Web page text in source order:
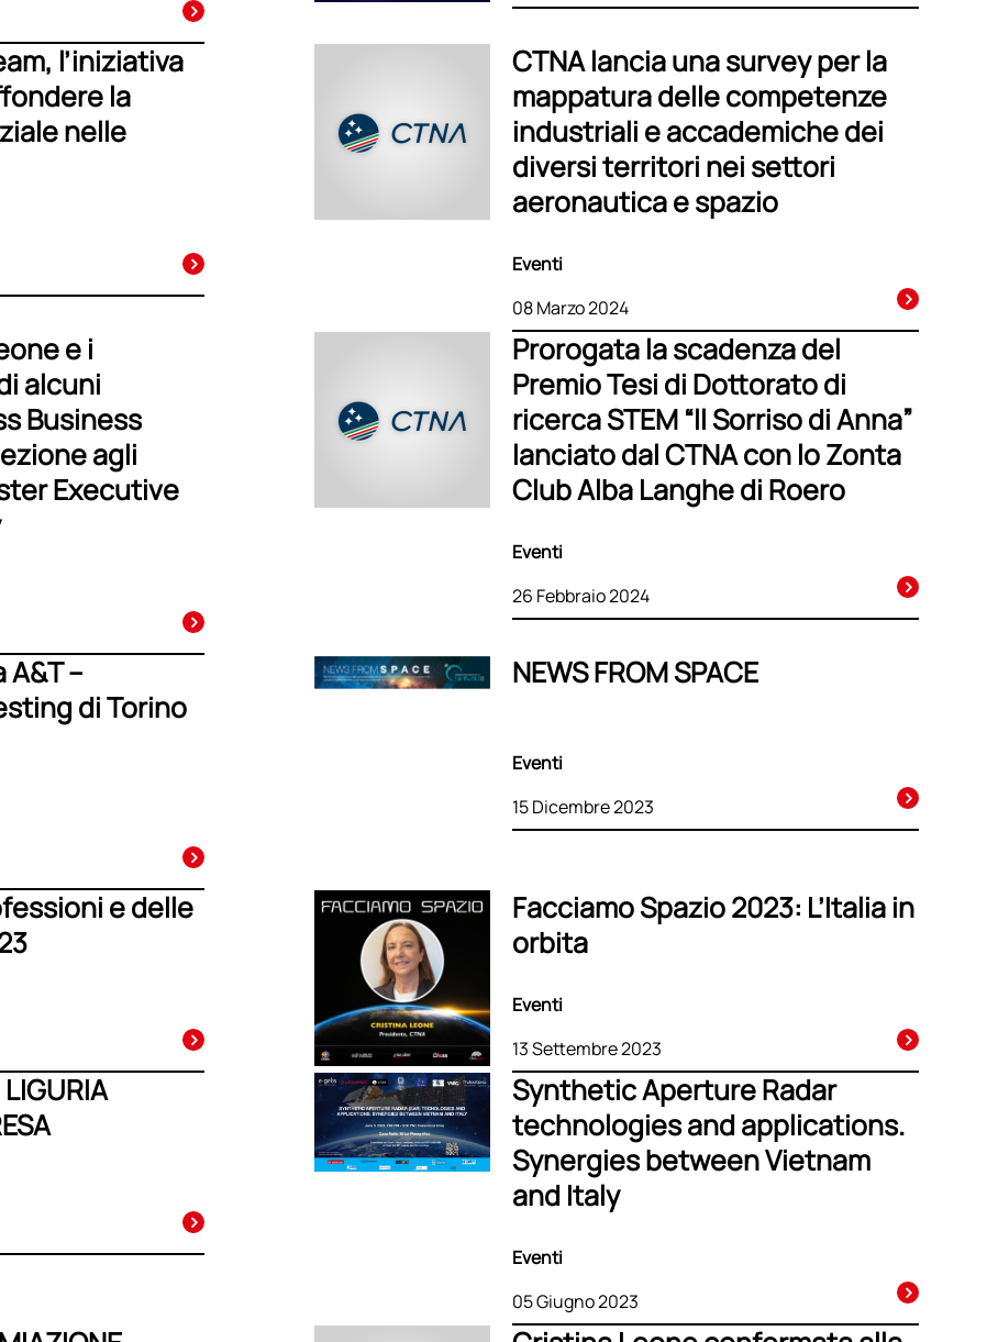
l’iniziativa
la
nelle
CTNA lancia una survey per la
mappatura delle competenze
industriali e accademiche dei
diversi territori nei settori
aeronautica e spazio
Eventi
08 Marzo 2024
e i
alcuni
Business
agli
Executive
Prorogata la scadenza del
Premio Tesi di Dottorato di
ricerca STEM “ll Sorriso di Anna”
lanciato dal CTNA con lo Zonta
Club Alba Langhe di Roero
Eventi
26 Febbraio 2024
A&T –
di Torino
NEWS FROM SPACE
Eventi
15 Dicembre 2023
e delle
Facciamo Spazio 2023: L’Italia in
orbita
Eventi
13 Settembre 2023
Synthetic Aperture Radar
technologies and applications.
Synergies between Vietnam
and Italy
Eventi
05 Giugno 2023